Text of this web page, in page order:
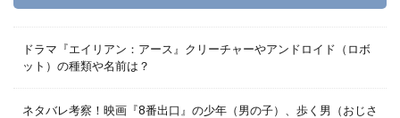
ドラマ『エイリアン：アース』クリーチャーやアンドロイド（ロボ
ット）の種類や名前は？
ネタバレ考察！映画『8番出口』の少年（男の子）、歩く男（おじさ